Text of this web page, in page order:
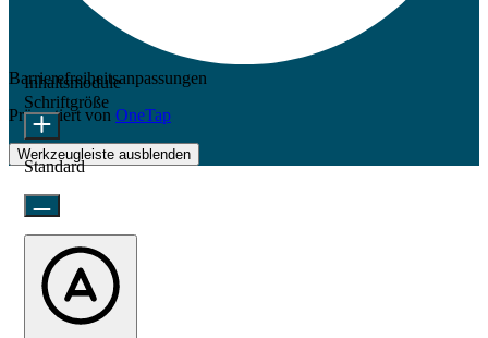
Barrierefreiheitsanpassungen
Präsentiert von OneTap
Werkzeugleiste ausblenden
Inhaltsmodule
Schriftgröße
Standard